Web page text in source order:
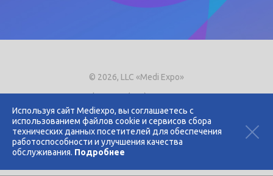
Используя сайт Mediexpo, вы соглашаетесь с
использованием файлов cookie и сервисов сбора
технических данных посетителей для обеспечения
работоспособности и улучшения качества
обслуживания. Подробнее
© 2026, LLC «Medi Expo»
Phone.+7 (495) 721-8866
E-mail:expo@mediexpo.ru
Контакты
Политика использования cookies
Политика конфиденциальности